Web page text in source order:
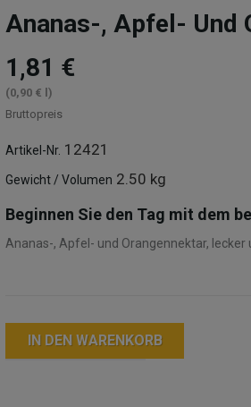
Ananas-, Apfel- Und
1,81 €
(0,90 € l)
Bruttopreis
Artikel-Nr. 12421
Gewicht / Volumen 2.50 kg
Beginnen Sie den Tag mit dem
Ananas-, Apfel- und Orangennektar,
IN DEN WARENKORB